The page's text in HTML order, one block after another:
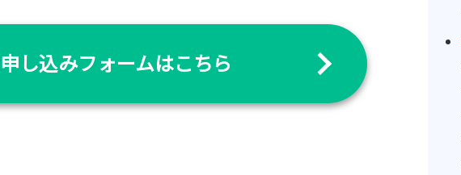
し込みフォームはこちら